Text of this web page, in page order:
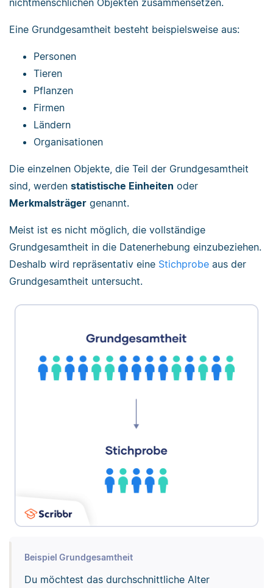
Eine Grundgesamtheit besteht beispielsweise aus:
Personen
Tieren
Pflanzen
Firmen
Ländern
Organisationen
Die einzelnen Objekte, die Teil der Grundgesamtheit
sind, werden statistische Einheiten oder
Merkmalsträger genannt.
Meist ist es nicht möglich, die vollständige
Grundgesamtheit in die Datenerhebung einzubeziehen.
Deshalb wird repräsentativ eine Stichprobe aus der
Grundgesamtheit untersucht.
Beispiel Grundgesamtheit
Du möchtest das durchschnittliche Alter